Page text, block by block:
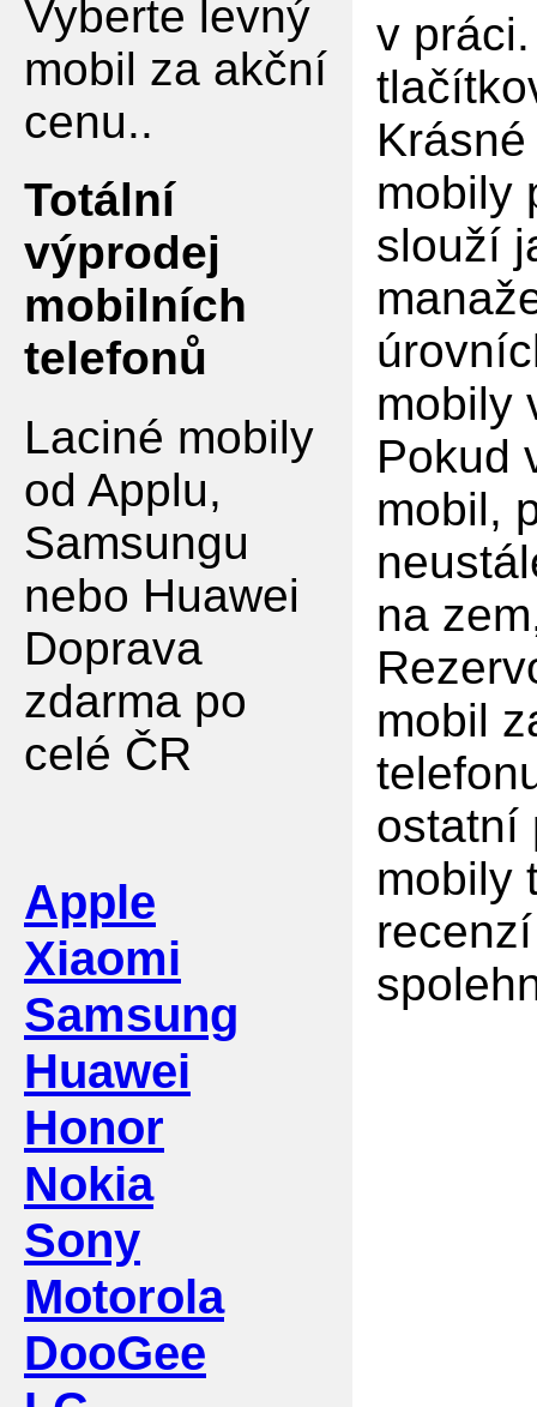
Vyberte levný
mobil za akční
cenu..
Totální
výprodej
mobilních
telefonů
Laciné mobily
od Applu,
Samsungu
nebo Huawei
Doprava
zdarma po
celé ČR
Apple
Xiaomi
Samsung
Huawei
Honor
Nokia
Sony
Motorola
DooGee
v
mobily
slouží
mobily
Pokud
mobil,
na
mobil
ostatní
mobily